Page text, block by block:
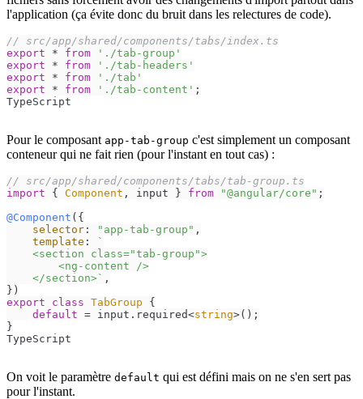
l'application (ça évite donc du bruit dans les relectures de code).
// src/app/shared/components/tabs/index.ts
export * from
'./tab-group'
export * from
'./tab-headers'
export * from
'./tab'
export * from './tab-content' ;
TypeScript
Pour le composant app-tab-group c'est simplement un composant
conteneur qui ne fait rien (pour l'instant en tout cas) :
// src/app/shared/components/tabs/tab-group.ts
import { Component , input } from "@angular/core" ;
@Component ({
selector : "app-tab-group" ,
template :
`
    <section class="tab-group">
        <ng-content />
    </section>`
,
export
class TabGroup {
default = input. required<string>();
}
TypeScript
On voit le paramètre default qui est défini mais on ne s'en sert pas
pour l'instant.